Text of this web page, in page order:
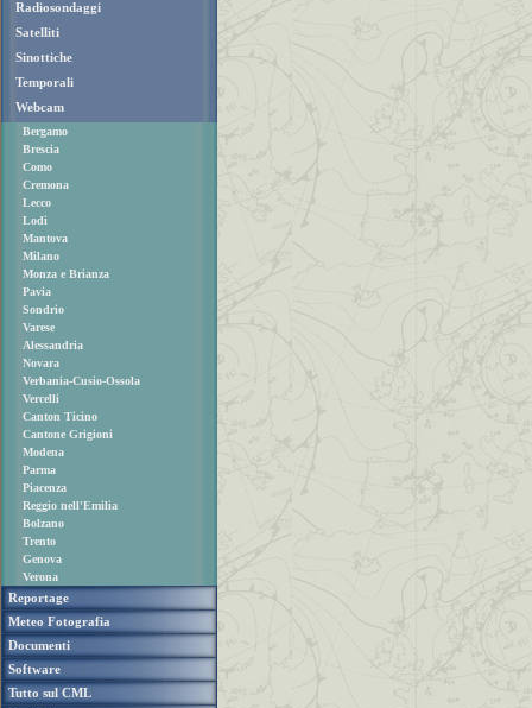
Radiosondaggi
Satelliti
Sinottiche
Temporali
Webcam
Bergamo
Brescia
Como
Cremona
Lecco
Lodi
Mantova
Milano
Monza e Brianza
Pavia
Sondrio
Varese
Alessandria
Novara
Verbania-Cusio-Ossola
Vercelli
Canton Ticino
Cantone Grigioni
Modena
Parma
Piacenza
Reggio nell'Emilia
Bolzano
Trento
Genova
Verona
Reportage
Meteo Fotografia
Documenti
Software
Tutto sul CML